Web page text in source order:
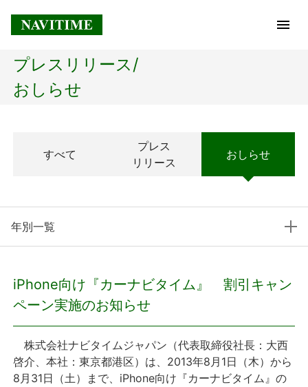
トップページ
経営理念
プレスリリース
プレスリリース
おしらせ
プレスリリース/
おしらせ
すべて
プレス
リリース
おしらせ
年別一覧
iPhone向け『カーナビタイム』 割引キャン
ペーン実施のお知らせ
株式会社ナビタイムジャパン（代表取締役社長：大西
啓介、本社：東京都港区）は、2013年8月1日（木）から
8月31日（土）まで、iPhone向け『カーナビタイム』の